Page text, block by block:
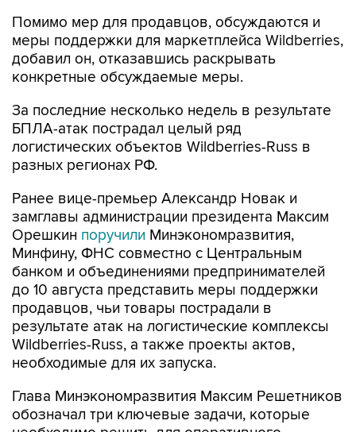
Помимо мер для продавцов, обсуждаются и
меры поддержки для маркетплейса Wildberries,
добавил он, отказавшись раскрывать
конкретные обсуждаемые меры.
За последние несколько недель в результате
БПЛА-атак пострадал целый ряд
логистических объектов Wildberries-Russ в
разных регионах РФ.
Ранее вице-премьер Александр Новак и
замглавы администрации президента Максим
Орешкин поручили Минэкономразвития,
Минфину, ФНС совместно с Центральным
банком и объединениями предпринимателей
до 10 августа представить меры поддержки
продавцов, чьи товары пострадали в
результате атак на логистические комплексы
Wildberries-Russ, а также проекты актов,
необходимые для их запуска.
Глава Минэкономразвития Максим Решетников
обозначал три ключевые задачи, которые